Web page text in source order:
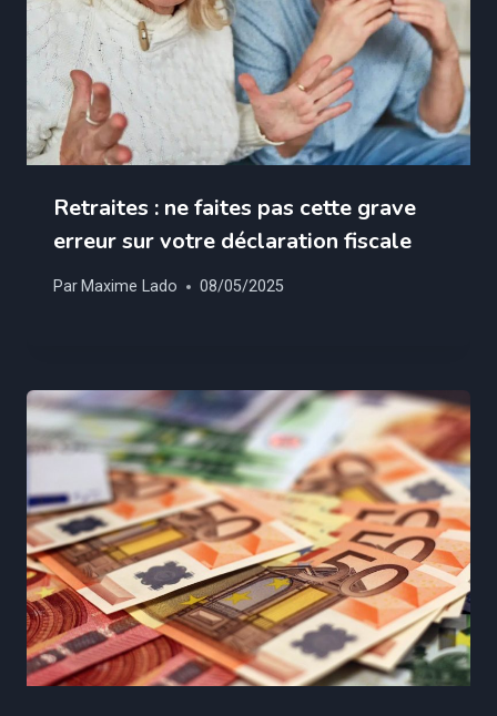
Retraites : ne faites pas cette grave
erreur sur votre déclaration fiscale
Par Maxime Lado 08/05/2025